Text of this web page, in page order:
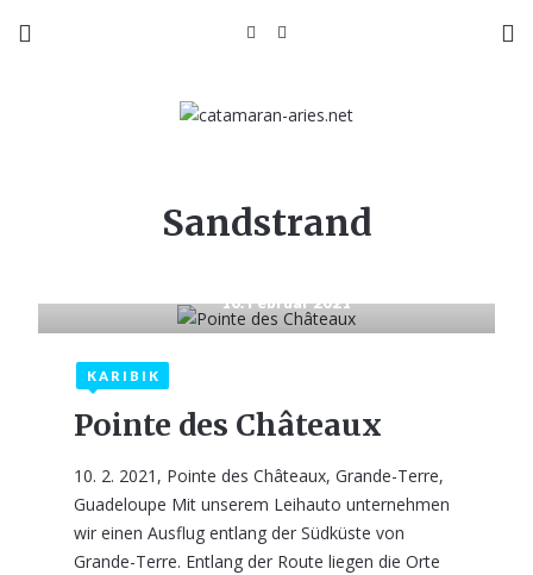
Sandstrand
10. Februar 2021
KARIBIK
Pointe des Châteaux
10. 2. 2021, Pointe des Châteaux, Grande-Terre,
Guadeloupe Mit unserem Leihauto unternehmen
wir einen Ausflug entlang der Südküste von
Grande-Terre. Entlang der Route liegen die Orte